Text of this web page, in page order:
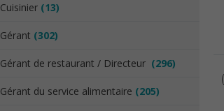
Cuisinier (13)
Gérant (302)
Gérant de restaurant / Directeur (296)
Gérant du service alimentaire (205)